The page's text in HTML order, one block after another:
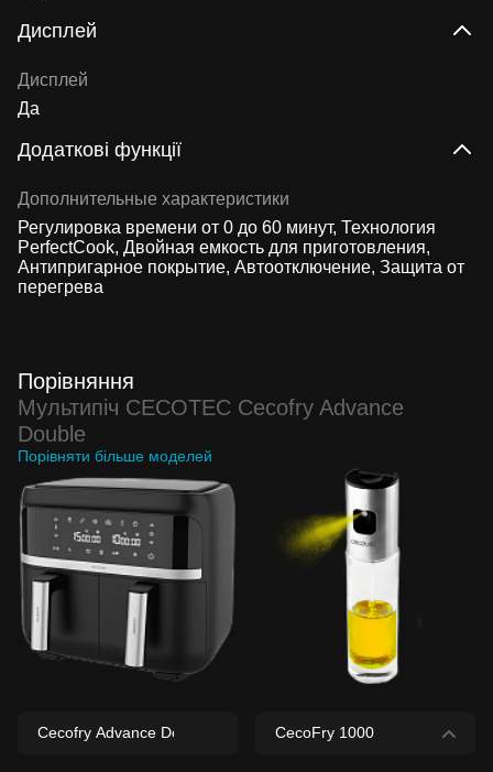
Дисплей
Дисплей
Да
Додаткові функції
Дополнительные характеристики
Регулировка времени от 0 до 60 минут, Технология
PerfectCook, Двойная емкость для приготовления,
Антипригарное покрытие, Автоотключение, Защита от
перегрева
Порівняння
Мультипіч CECOTEC Cecofry Advance
Double
Порівняти більше моделей